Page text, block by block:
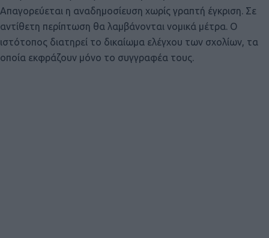
Απαγορεύεται η αναδημοσίευση χωρίς γραπτή έγκριση. Σε
αντίθετη περίπτωση θα λαμβάνονται νομικά μέτρα. Ο
ιστότοπος διατηρεί το δικαίωμα ελέγχου των σχολίων, τα
οποία εκφράζουν μόνο το συγγραφέα τους.